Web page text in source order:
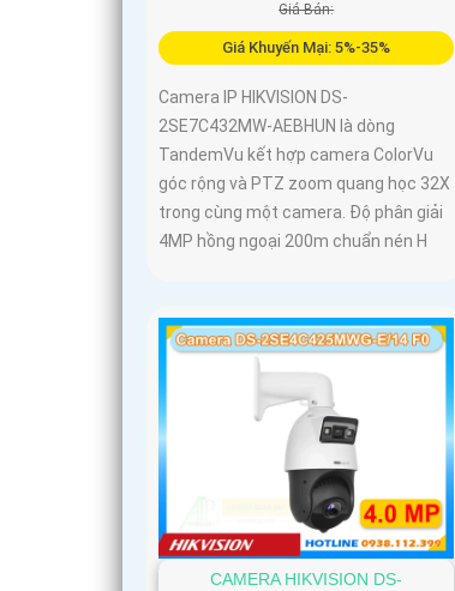
Giá Bán:
Giá Khuyến Mại: 5%-35%
Camera IP HIKVISION DS-
2SE7C432MW-AEBHUN là dòng
TandemVu kết hợp camera ColorVu
góc rộng và PTZ zoom quang học 32X
trong cùng một camera. Độ phân giải
4MP hồng ngoại 200m chuẩn nén H
CAMERA HIKVISION DS-